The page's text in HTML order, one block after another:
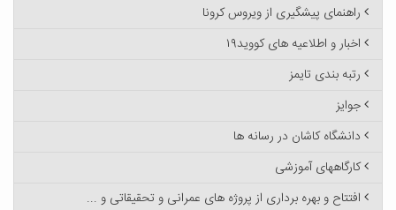
راهنمای پیشگیری از ویروس کرونا
اخبار و اطلاعیه های کووید۱۹
رتبه بندی تایمز
جوایز
دانشگاه کاشان در رسانه ها
کارگاههای آموزشی
افتتاح و بهره برداری از پروژه های عمرانی و تحقیقاتی و ...